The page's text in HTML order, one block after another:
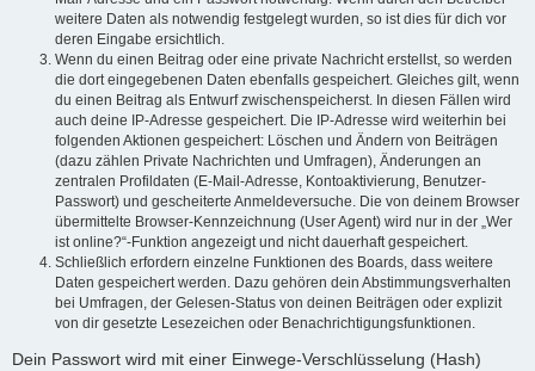
weitere Daten als notwendig festgelegt wurden, so ist dies für dich vor
deren Eingabe ersichtlich.
Wenn du einen Beitrag oder eine private Nachricht erstellst, so werden
die dort eingegebenen Daten ebenfalls gespeichert. Gleiches gilt, wenn
du einen Beitrag als Entwurf zwischenspeicherst. In diesen Fällen wird
auch deine IP-Adresse gespeichert. Die IP-Adresse wird weiterhin bei
folgenden Aktionen gespeichert: Löschen und Ändern von Beiträgen
(dazu zählen Private Nachrichten und Umfragen), Änderungen an
zentralen Profildaten (E-Mail-Adresse, Kontoaktivierung, Benutzer-
Passwort) und gescheiterte Anmeldeversuche. Die von deinem Browser
übermittelte Browser-Kennzeichnung (User Agent) wird nur in der „Wer
ist online?“-Funktion angezeigt und nicht dauerhaft gespeichert.
Schließlich erfordern einzelne Funktionen des Boards, dass weitere
Daten gespeichert werden. Dazu gehören dein Abstimmungsverhalten
bei Umfragen, der Gelesen-Status von deinen Beiträgen oder explizit
von dir gesetzte Lesezeichen oder Benachrichtigungsfunktionen.
Dein Passwort wird mit einer Einwege-Verschlüsselung (Hash)